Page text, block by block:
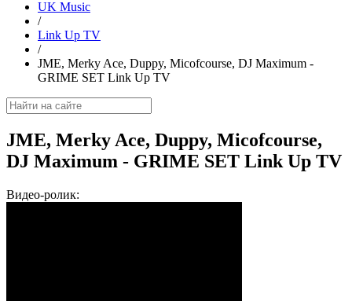
UK Music
/
Link Up TV
/
JME, Merky Ace, Duppy, Micofcourse, DJ Maximum -
GRIME SET Link Up TV
JME, Merky Ace, Duppy, Micofcourse,
DJ Maximum - GRIME SET Link Up TV
Видео-ролик: